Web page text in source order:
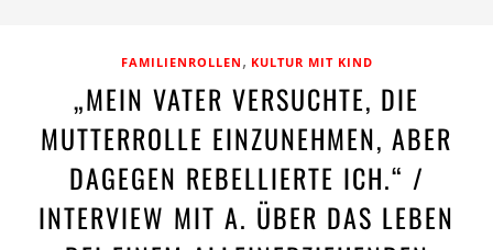
FAMILIENROLLEN , KULTUR MIT KIND
„MEIN VATER VERSUCHTE, DIE
MUTTERROLLE EINZUNEHMEN, ABER
DAGEGEN REBELLIERTE ICH.“ /
INTERVIEW MIT A. ÜBER DAS LEBEN